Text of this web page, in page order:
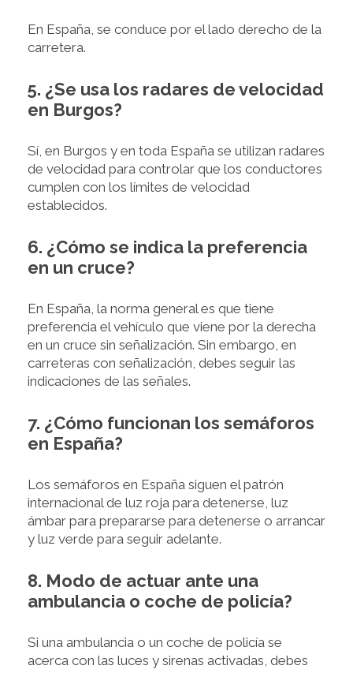
En España, se conduce por el lado derecho de la
carretera.
5. ¿Se usa los radares de velocidad
en Burgos?
Sí, en Burgos y en toda España se utilizan radares
de velocidad para controlar que los conductores
cumplen con los límites de velocidad
establecidos.
6. ¿Cómo se indica la preferencia
en un cruce?
En España, la norma general es que tiene
preferencia el vehículo que viene por la derecha
en un cruce sin señalización. Sin embargo, en
carreteras con señalización, debes seguir las
indicaciones de las señales.
7. ¿Cómo funcionan los semáforos
en España?
Los semáforos en España siguen el patrón
internacional de luz roja para detenerse, luz
ámbar para prepararse para detenerse o arrancar
y luz verde para seguir adelante.
8. Modo de actuar ante una
ambulancia o coche de policía?
Si una ambulancia o un coche de policía se
acerca con las luces y sirenas activadas, debes